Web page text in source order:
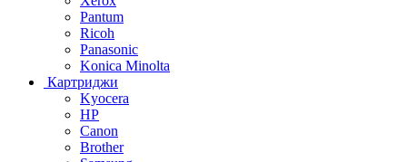
Pantum
Ricoh
Panasonic
Konica Minolta
Картриджи
Kyocera
HP
Canon
Brother